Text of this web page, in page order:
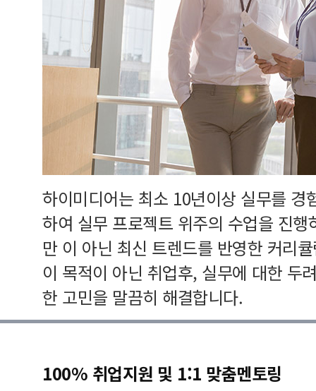
하이미디어는 최소 10년이상 실무를 경
하여 실무 프로젝트 위주의 수업을 진
만 이 아닌 최신 트렌드를 반영한 커리
이 목적이 아닌 취업후, 실무에 대한 두
한 고민을 말끔히 해결합니다.
100% 취업지원 및 1:1 맞춤멘토링